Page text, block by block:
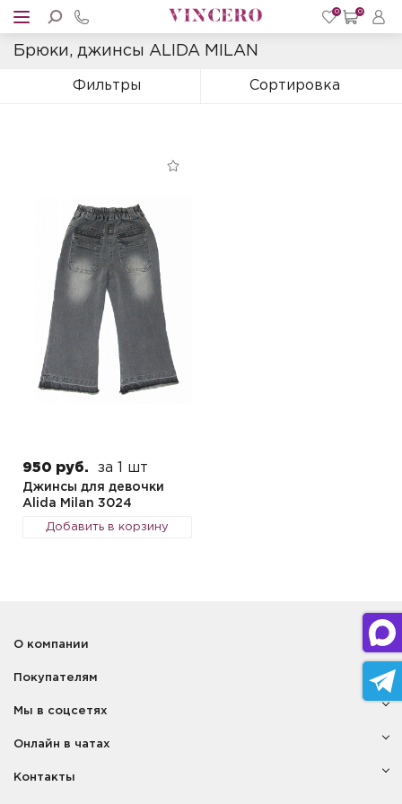
0 0
Брюки, джинсы ALIDA MILAN
Фильтры Сортировка
950 руб. за 1 шт
Джинсы для девочки
Alida Milan 3024
Добавить в корзину
Покупателям
О компании
Мы в соцсетях
Онлайн в чатах
Контакты